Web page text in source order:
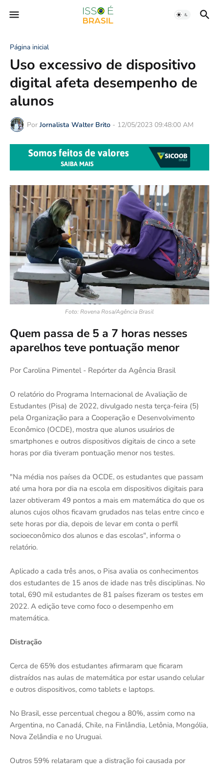
Página inicial
Uso excessivo de dispositivo
digital afeta desempenho de
alunos
Por Jornalista Walter Brito - 12/05/2023 09:48:00 AM
Foto: Rovena Rosa/Agência Brasil
Quem passa de 5 a 7 horas nesses
aparelhos teve pontuação menor
Por Carolina Pimentel - Repórter da Agência Brasil
O relatório do Programa Internacional de Avaliação de
Estudantes (Pisa) de 2022, divulgado nesta terça-feira (5)
pela Organização para a Cooperação e Desenvolvimento
Econômico (OCDE), mostra que alunos usuários de
smartphones e outros dispositivos digitais de cinco a sete
horas por dia tiveram pontuação menor nos testes.
"Na média nos países da OCDE, os estudantes que passam
até uma hora por dia na escola em dispositivos digitais para
lazer obtiveram 49 pontos a mais em matemática do que os
alunos cujos olhos ficavam grudados nas telas entre cinco e
sete horas por dia, depois de levar em conta o perfil
socioeconômico dos alunos e das escolas", informa o
relatório.
Aplicado a cada três anos, o Pisa avalia os conhecimentos
dos estudantes de 15 anos de idade nas três disciplinas. No
total, 690 mil estudantes de 81 países fizeram os testes em
2022. A edição teve como foco o desempenho em
matemática.
Distração
Cerca de 65% dos estudantes afirmaram que ficaram
distraídos nas aulas de matemática por estar usando celular
e outros dispositivos, como tablets e laptops.
No Brasil, esse percentual chegou a 80%, assim como na
Argentina, no Canadá, Chile, na Finlândia, Letônia, Mongólia,
Nova Zelândia e no Uruguai.
Outros 59% relataram que a distração foi causada por